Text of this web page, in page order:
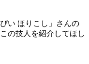
い ほりこし」さんの
の技人を紹介してほし